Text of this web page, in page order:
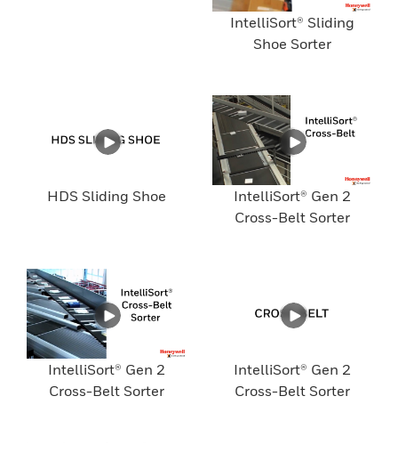
IntelliSort® Sliding
Shoe Sorter
HDS Sliding Shoe
IntelliSort® Gen 2
Cross-Belt Sorter
IntelliSort® Gen 2
Cross-Belt Sorter
IntelliSort® Gen 2
Cross-Belt Sorter